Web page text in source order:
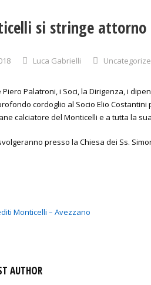
si stringe
Luca Gabrielli
Piero Palatroni, i Soci, la Dirigenza, i
cordoglio al Socio Elio
calciatore del Monticelli e a tutta la
presso la Chiesa dei Ss.
Monticelli – Avezzano
AUTHOR